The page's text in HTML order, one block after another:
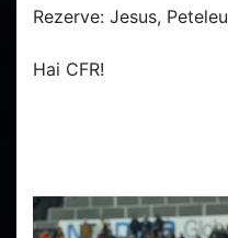
Rezerve: Jesus,
Hai CFR!